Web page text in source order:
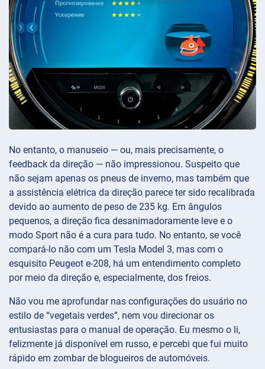
No entanto, o manuseio — ou, mais precisamente, o
feedback da direção — não impressionou. Suspeito que
não sejam apenas os pneus de inverno, mas também que
a assistência elétrica da direção parece ter sido recalibrada
devido ao aumento de peso de 235 kg. Em ângulos
pequenos, a direção fica desanimadoramente leve e o
modo Sport não é a cura para tudo. No entanto, se você
compará-lo não com um Tesla Model 3, mas com o
esquisito Peugeot e-208, há um entendimento completo
por meio da direção e, especialmente, dos freios.
Não vou me aprofundar nas configurações do usuário no
estilo de “vegetais verdes”, nem vou direcionar os
entusiastas para o manual de operação. Eu mesmo o li,
felizmente já disponível em russo, e percebi que fui muito
rápido em zombar de blogueiros de automóveis.